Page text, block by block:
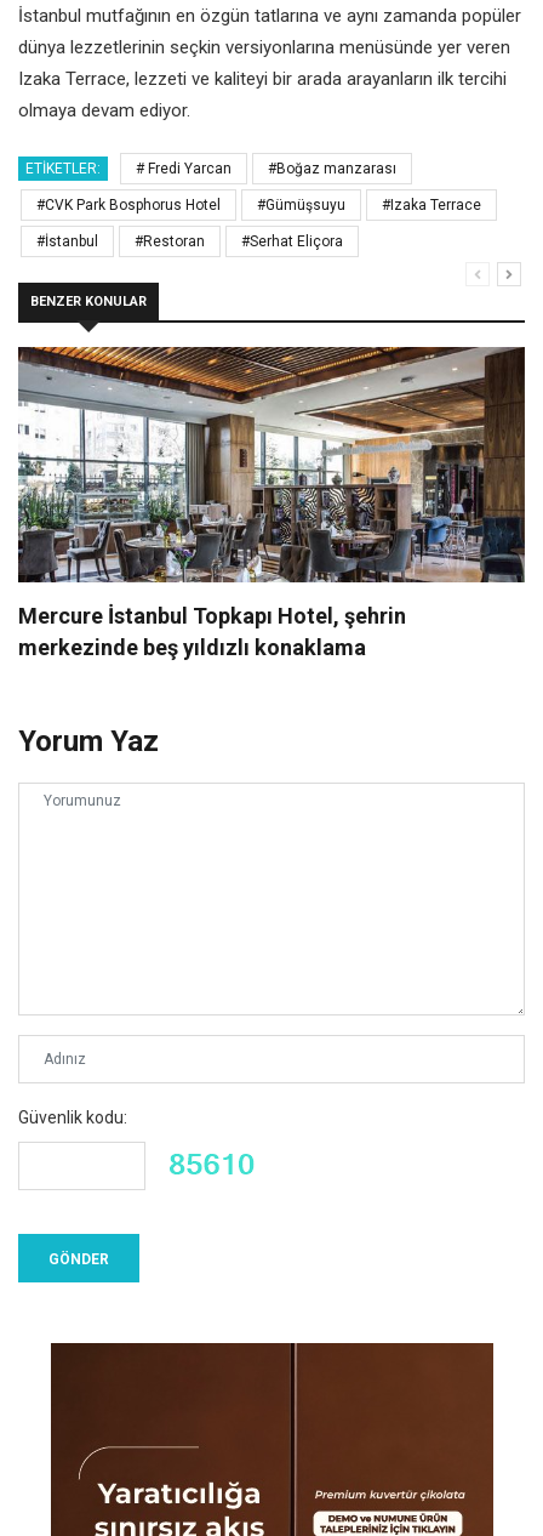
İstanbul mutfağının en özgün tatlarına ve aynı zamanda popüler
dünya lezzetlerinin seçkin versiyonlarına menüsünde yer veren
Izaka Terrace, lezzeti ve kaliteyi bir arada arayanların ilk tercihi
olmaya devam ediyor.
ETIKETLER: # Fredi Yarcan #Boğaz manzarası
#CVK Park Bosphorus Hotel #Gümüşsuyu #Izaka Terrace
#İstanbul #Restoran #Serhat Eliçora
BENZER KONULAR
Mercure İstanbul Topkapı Hotel, şehrin
merkezinde beş yıldızlı konaklama
Yorum Yaz
Güvenlik kodu: